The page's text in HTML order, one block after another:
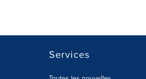
Services